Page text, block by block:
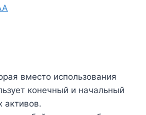
вместо использования
конечный и начальный
активов.